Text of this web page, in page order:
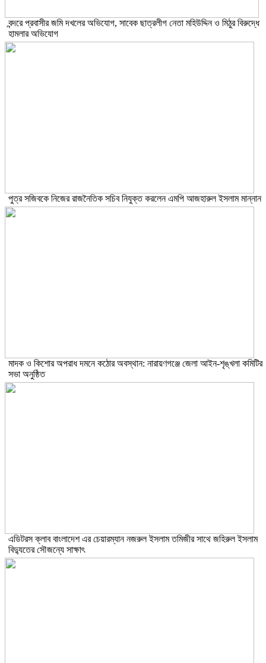
বন্দরে প্রবাসীর জমি দখলের অভিযোগ, সাবেক ছাত্রলীগ নেতা মহিউদ্দিন ও মিঠুর বিরুদ্ধে
হামলার অভিযোগ
পুত্র সজিবকে নিজের রাজনৈতিক সচিব নিযুক্ত করলেন এমপি আজহারুল ইসলাম মান্নান
মাদক ও কিশোর অপরাধ দমনে কঠোর অবস্থান: নারায়ণগঞ্জে জেলা আইন-শৃঙ্খলা কমিটির
সভা অনুষ্ঠিত
এডিটরস ক্লাব বাংলাদেশ এর চেয়ারম্যান নজরুল ইসলাম তমিজীর সাথে জহিরুল ইসলাম
বিদ্যুতের সৌজন্যে সাক্ষাৎ